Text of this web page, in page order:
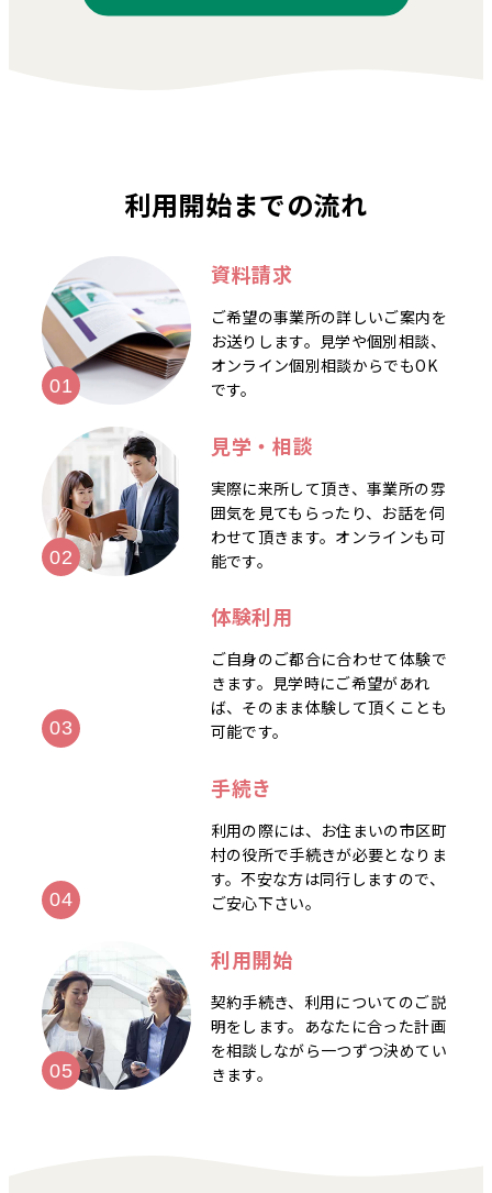
利用開始までの流れ
資料請求
ご希望の事業所の詳しいご案内を
お送りします。見学や個別相談、
オンライン個別相談からでもOK
です。
見学・相談
実際に来所して頂き、事業所の雰
囲気を見てもらったり、お話を伺
わせて頂きます。オンラインも可
能です。
体験利用
ご自身のご都合に合わせて体験で
きます。見学時にご希望があれ
ば、そのまま体験して頂くことも
可能です。
手続き
利用の際には、お住まいの市区町
村の役所で手続きが必要となりま
す。不安な方は同行しますので、
ご安心下さい。
利用開始
契約手続き、利用についてのご説
明をします。あなたに合った計画
を相談しながら一つずつ決めてい
きます。